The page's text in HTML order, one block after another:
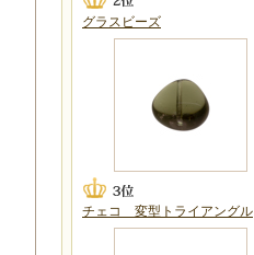
グラスビーズ
チェコ 変型トライアングル